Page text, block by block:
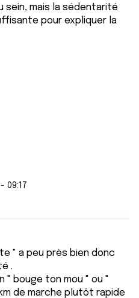
sein, mais la sédentarité
pour expliquer la
09:17
" a peu près bien donc
.
" bouge ton mou " ou "
de marche plutôt rapide